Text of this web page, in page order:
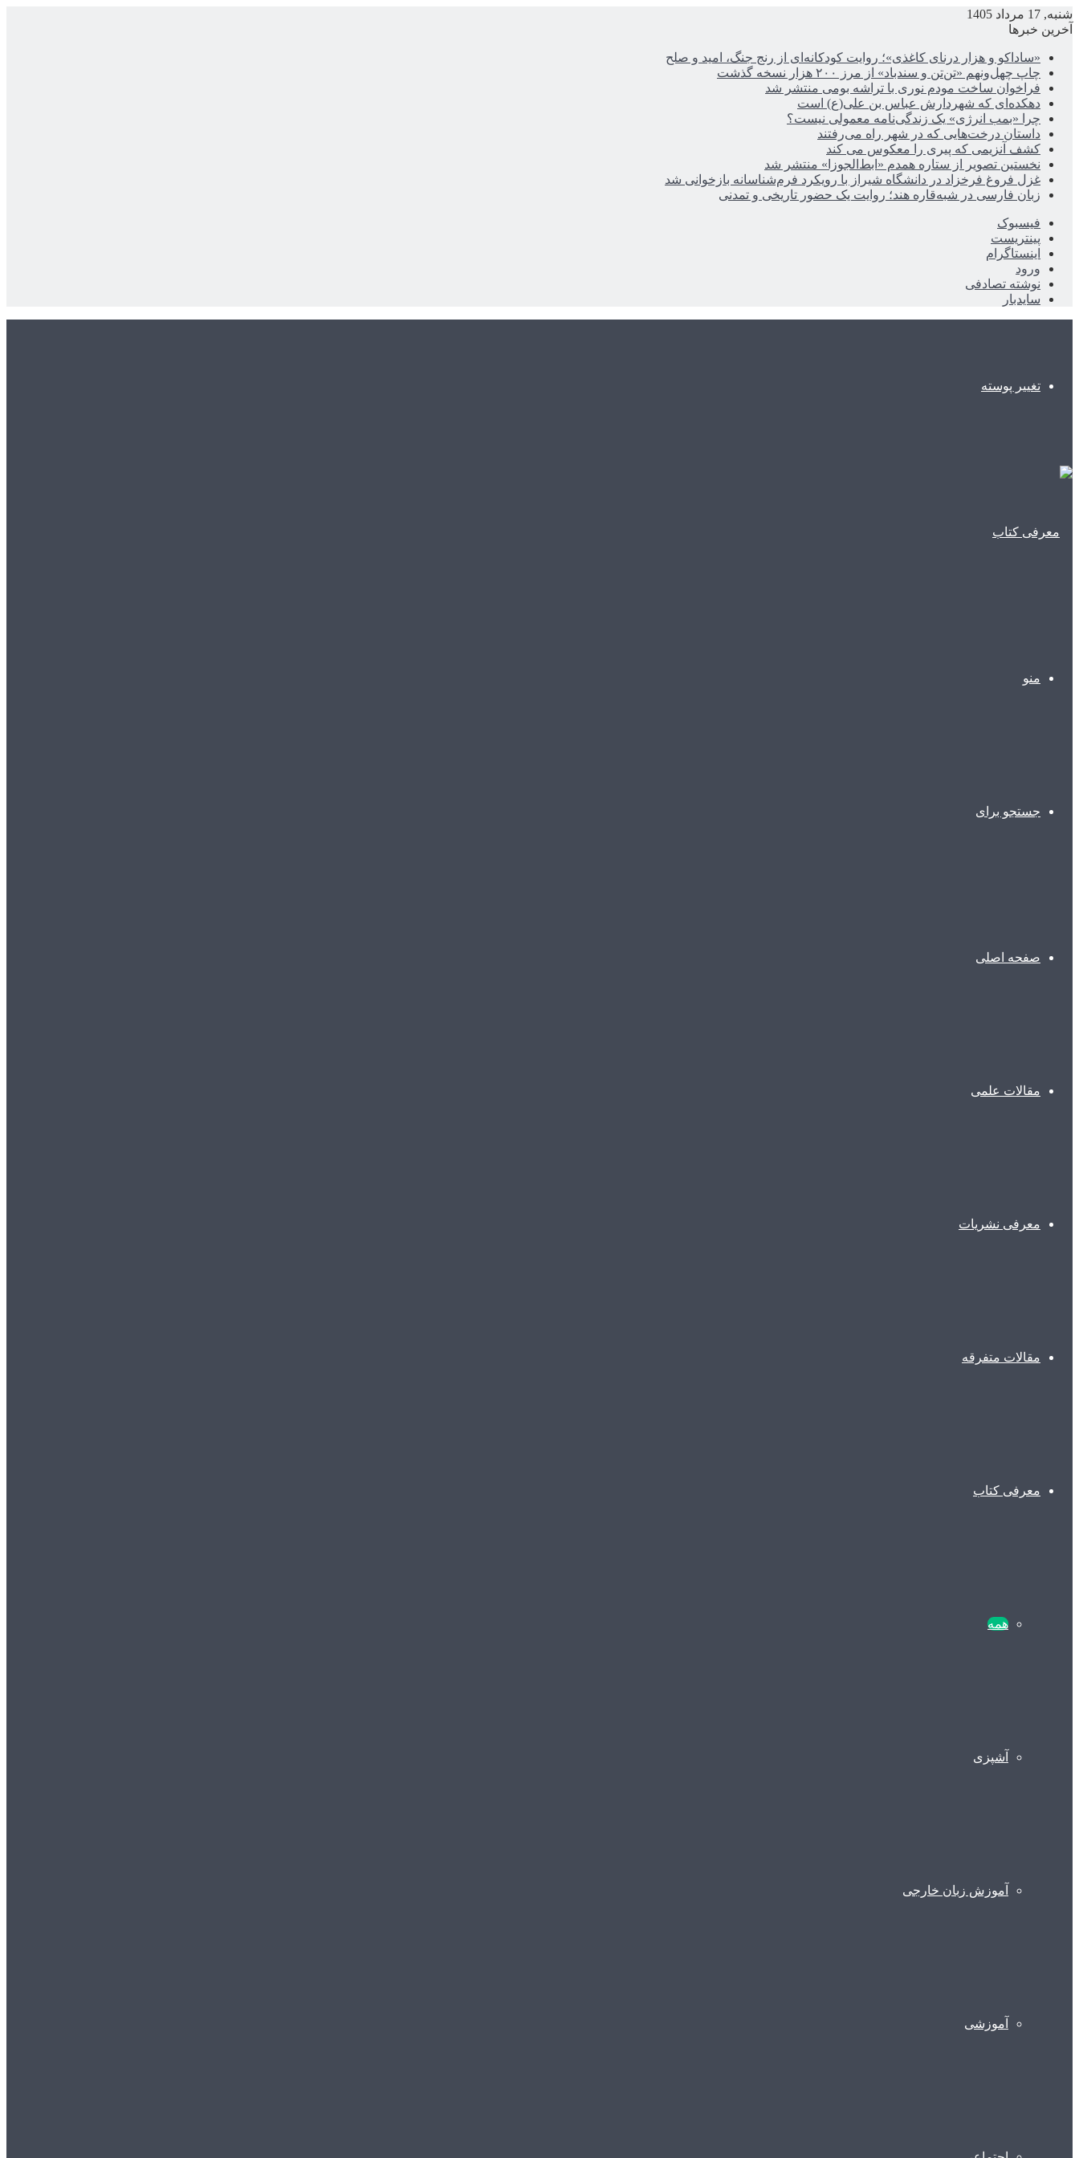
شنبه, 17 مرداد 1405
آخرین خبرها
«ساداکو و هزار درنای کاغذی»؛ روایت کودکانه‌ای از رنج جنگ، امید و صلح
چاپ چهل‌ونهم «تن‌تن و سندباد» از مرز ۲۰۰ هزار نسخه گذشت
فراخوان ساخت مودم نوری با تراشه بومی منتشر شد
دهکده‌ای که شهردارش عباس بن علی(ع) است
چرا «بمب انرژی» یک زندگی‌نامه معمولی نیست؟
داستان درخت‌هایی که در شهر راه می‌رفتند
کشف آنزیمی که پیری را معکوس می کند
نخستین تصویر از ستاره همدم «ابط‌الجوزا» منتشر شد
غزل فروغ فرخزاد در دانشگاه شیراز با رویکرد فرم‌شناسانه بازخوانی شد
زبان فارسی در شبه‌قاره هند؛ روایت یک حضور تاریخی و تمدنی
فیسبوک
پینتریست
اینستاگرام
ورود
نوشته تصادفی
سایدبار
تغییر پوسته
منو
جستجو برای
صفحه اصلی
مقالات علمی
معرفی نشریات
مقالات متفرقه
معرفی کتاب
همه
آشپزی
آموزش زبان خارجی
آموزشی